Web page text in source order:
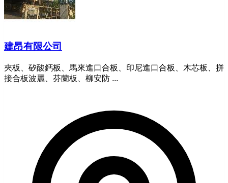
建昂有限公司
夾板、矽酸鈣板、馬來進口合板、印尼進口合板、木芯板、拼
接合板波麗、芬蘭板、柳安防 ...